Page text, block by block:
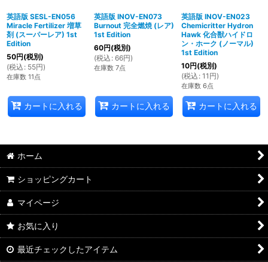
英語版 SESL-EN056
Miracle Fertilizer 増草
剤 (スーパーレア) 1st
Edition
50円(税別)
(税込 : 55円)
在庫数 11点
カートに入れる
英語版 INOV-EN073
Burnout 完全燃焼 (レア)
1st Edition
60円(税別)
(税込 : 66円)
在庫数 7点
カートに入れる
英語版 INOV-EN023
Chemicritter Hydron
Hawk 化合獣ハイドロ
ン・ホーク (ノーマル)
1st Edition
10円(税別)
(税込 : 11 円)
在庫数 6点
カートに入れる
ホーム
ショッピングカート
マイページ
お気に入り
最近チェックしたアイテム